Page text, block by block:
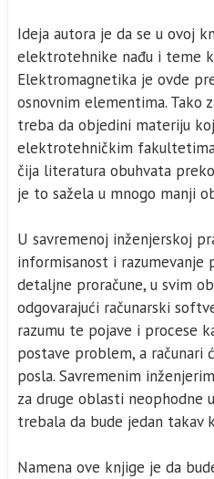
Ideja autora je da se u ovoj
elektrotehnike nađu i teme
Elektromagnetika je ovde
osnovnim elementima. Tako
treba da objedini materiju
elektrotehničkim
čija literatura obuhvata
je to sažela u mnogo manji
U savremenoj inženjerskoj
informisanost i razumevanje
detaljne proračune, u svim
odgovarajući računarski
razumu te pojave i procese
postave problem, a računari
posla. Savremenim
za druge oblasti neophodne
trebala da bude jedan takav
Namena ove knjige je da